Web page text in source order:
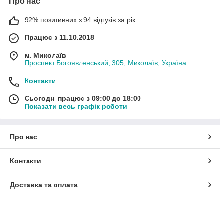
92% позитивних з 94 відгуків за рік
Працює з 11.10.2018
м. Миколаїв
Проспект Богоявленський, 305, Миколаїв, Україна
Контакти
Сьогодні працює з 09:00 до 18:00
Показати весь графік роботи
Про нас
Контакти
Доставка та оплата